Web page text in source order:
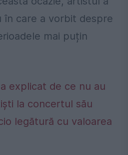
în care a vorbit despre
mai puțin